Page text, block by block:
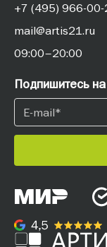
+7 (495) 966-00-
mail@artis21.ru
09:00–20:00
Подпишитесь